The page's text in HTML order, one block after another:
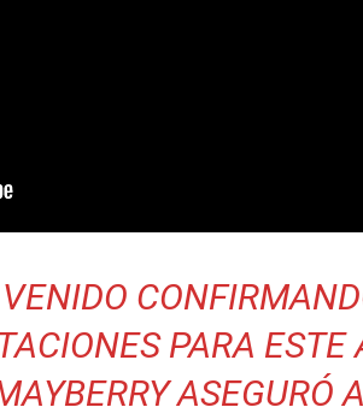
PARA ESTE
ASEGURÓ